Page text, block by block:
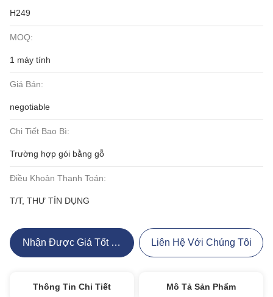
H249
MOQ:
1 máy tính
Giá Bán:
negotiable
Chi Tiết Bao Bì:
Trường hợp gói bằng gỗ
Điều Khoản Thanh Toán:
T/T, THƯ TÍN DỤNG
Nhận Được Giá Tốt Nhất Liên Hệ Với Chúng Tôi
Thông Tin Chi Tiết Mô Tả Sản Phẩm